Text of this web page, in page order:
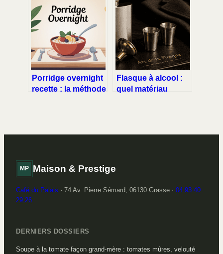
simple et précis
parfumée
Porridge overnight
recette : la méthode
Flasque à alcool :
quel matériau
MP Maison & Prestige
Café du Palais · 74 Av. Pierre Sémard, 06130 Grasse · 04 93 40
29 26
DERNIERS DOSSIERS
Soupe à la tomate façon grand-mère : tomates mûres, velouté